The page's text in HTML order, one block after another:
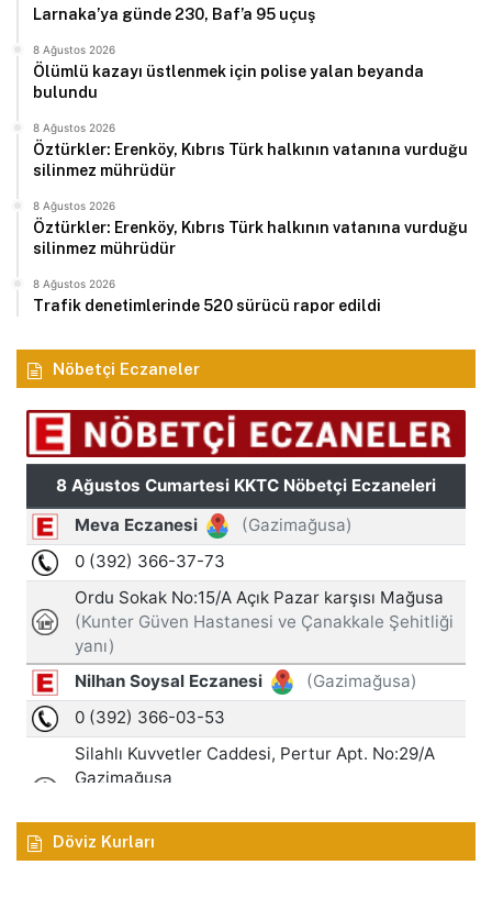
Larnaka’ya günde 230, Baf’a 95 uçuş
8 Ağustos 2026
Ölümlü kazayı üstlenmek için polise yalan beyanda
bulundu
8 Ağustos 2026
Öztürkler: Erenköy, Kıbrıs Türk halkının vatanına vurduğu
silinmez mührüdür
8 Ağustos 2026
Öztürkler: Erenköy, Kıbrıs Türk halkının vatanına vurduğu
silinmez mührüdür
8 Ağustos 2026
Trafik denetimlerinde 520 sürücü rapor edildi
Nöbetçi Eczaneler
Döviz Kurları